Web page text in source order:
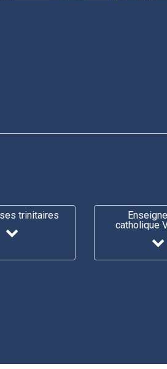
trinitaires
catholique